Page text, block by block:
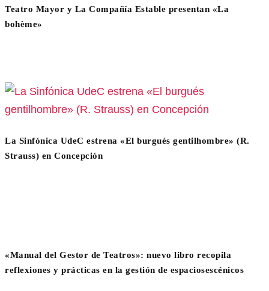
Teatro Mayor y La Compañía Estable presentan «La
bohème»
La Sinfónica UdeC estrena «El burgués gentilhombre» (R.
Strauss) en Concepción
«Manual del Gestor de Teatros»: nuevo libro recopila
reflexiones y prácticas en la gestión de espaciosescénicos